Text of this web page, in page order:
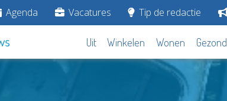
Agenda Vacatures Tip de redactie
Uit Winkelen Wonen Gezond